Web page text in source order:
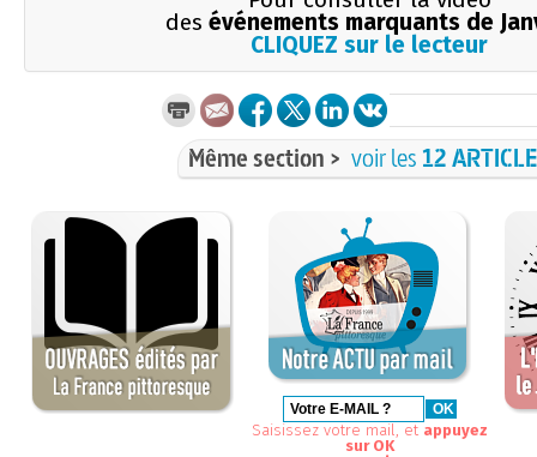
des événements marquants de
CLIQUEZ sur le lecteur
Même section > voir les 12
Saisissez votre mail, et appuyez
sur OK